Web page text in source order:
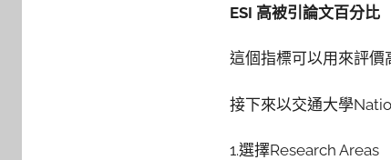
ESI 高被引論文百分比
這個指標可以用來評價
接下來以交通大學
1.選擇Research Areas